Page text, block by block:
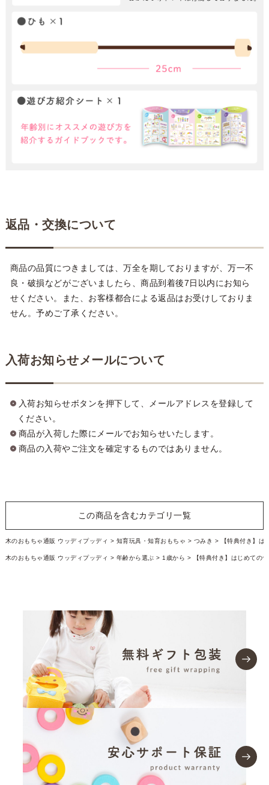
返品・交換について
商品の品質につきましては、万全を期しておりますが、万一不
良・破損などがございましたら、商品到着後7日以内にお知ら
せください。また、お客様都合による返品はお受けしておりま
せん。予めご了承ください。
入荷お知らせメールについて
入荷お知らせボタンを押下して、メールアドレスを登録して
ください。
商品が入荷した際にメールでお知らせいたします。
商品の入荷やご注文を確定するものではありません。
この商品を含むカテゴリ一覧
木のおもちゃ通販 ウッディプッディ 知育玩具・知育おもちゃ つみき 【特典付き】
木のおもちゃ通販 ウッディプッディ 年齢から選ぶ 1歳から 【特典付き】はじめての